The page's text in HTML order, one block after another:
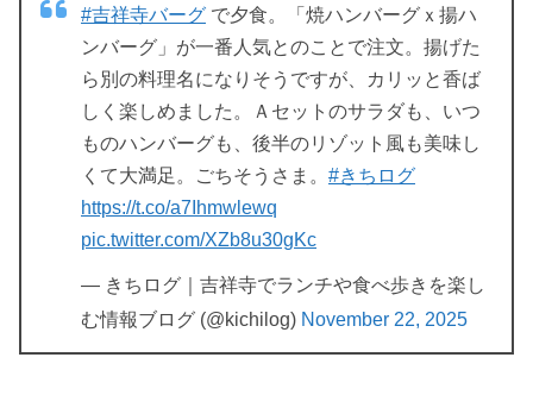
#吉祥寺バーグ で夕食。「焼ハンバーグｘ揚ハ
ンバーグ」が一番人気とのことで注文。揚げた
ら別の料理名になりそうですが、カリッと香ば
しく楽しめました。Ａセットのサラダも、いつ
ものハンバーグも、後半のリゾット風も美味し
くて大満足。ごちそうさま。 #きちログ
https://t.co/a7Ihmwlewq
pic.twitter.com/XZb8u30gKc
— きちログ｜吉祥寺でランチや食べ歩きを楽し
む情報ブログ (@kichilog) November 22, 2025